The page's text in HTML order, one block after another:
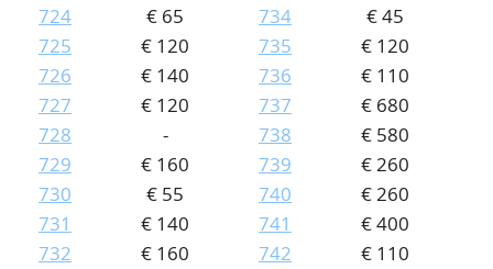
724
€ 65
725
€ 120
726
€ 140
727
€ 120
728
-
729
€ 160
730
€ 55
731
€ 140
732
€ 160
734
€ 45
735
€ 120
736
€ 110
737
€ 680
738
€ 580
739
€ 260
740
€ 260
741
€ 400
742
€ 110